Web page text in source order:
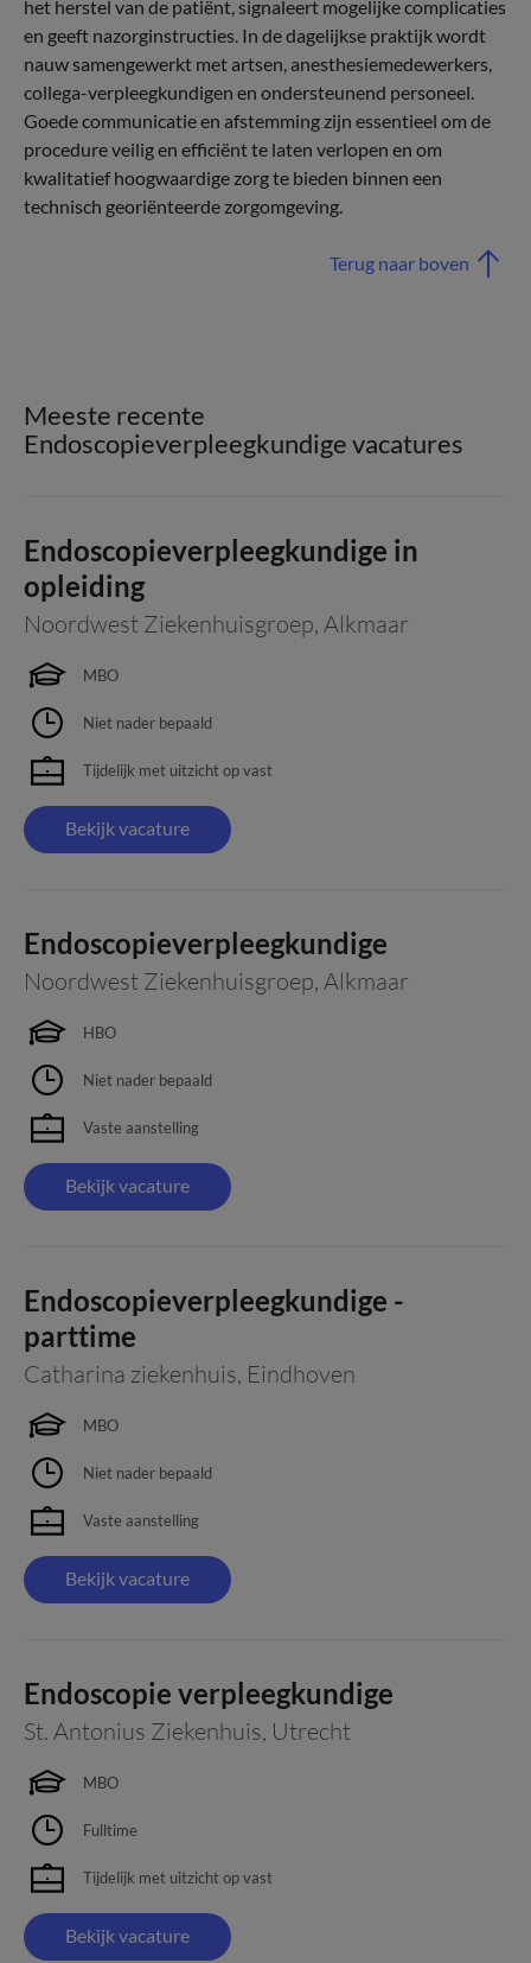
het herstel van de patiënt, signaleert mogelijke complicaties
en geeft nazorginstructies. In de dagelijkse praktijk wordt
nauw samengewerkt met artsen, anesthesiemedewerkers,
collega-verpleegkundigen en ondersteunend personeel.
Goede communicatie en afstemming zijn essentieel om de
procedure veilig en efficiënt te laten verlopen en om
kwalitatief hoogwaardige zorg te bieden binnen een
technisch georiënteerde zorgomgeving.
Terug naar boven
Meeste recente
Endoscopieverpleegkundige vacatures
Endoscopieverpleegkundige in
opleiding
Noordwest Ziekenhuisgroep, Alkmaar
MBO
Niet nader bepaald
Tijdelijk met uitzicht op vast
Bekijk vacature
Endoscopieverpleegkundige
Noordwest Ziekenhuisgroep, Alkmaar
HBO
Niet nader bepaald
Vaste aanstelling
Bekijk vacature
Endoscopieverpleegkundige -
parttime
Catharina ziekenhuis, Eindhoven
MBO
Niet nader bepaald
Vaste aanstelling
Bekijk vacature
Endoscopie verpleegkundige
St. Antonius Ziekenhuis, Utrecht
MBO
Fulltime
Tijdelijk met uitzicht op vast
Bekijk vacature